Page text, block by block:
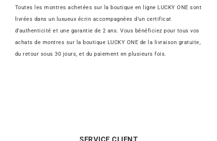
Toutes les montres achetées sur la boutique en ligne LUCKY ONE sont
livrées dans un luxueux écrin accompagnées d’un certificat
d’authenticité et une garantie de 2 ans. Vous bénéficiez pour tous vos
achats de montres sur la boutique LUCKY ONE de la livraison gratuite,
du retour sous 30 jours, et du paiement en plusieurs fois.